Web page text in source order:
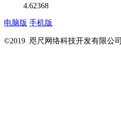
4.62368
电脑版 手机版
©2019 咫尺网络科技开发有限公司